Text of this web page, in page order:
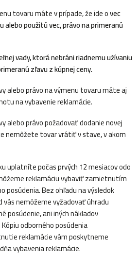
tovaru máte v prípade, že ide ovec
alebo použitú vec, právo na primeranú
vady, ktorá nebráni riadnemu užívaniu
zľavu z kúpnej ceny.
alebo právo na výmenu tovaru máte aj
na vybavenie reklamácie.
alebo právo požadovať dodanie novej
nemôžete tovar vrátiť v stave, v akom
uplatníte počas prvých 12 mesiacov odo
reklamáciu vybaviť zamietnutím
posúdenia. Bez ohľadu na výsledok
vás nemôžeme vyžadovať úhradu
posúdenie, ani iných nákladov
odborného posúdenia
reklamácie vám poskytneme
vybavenia reklamácie.